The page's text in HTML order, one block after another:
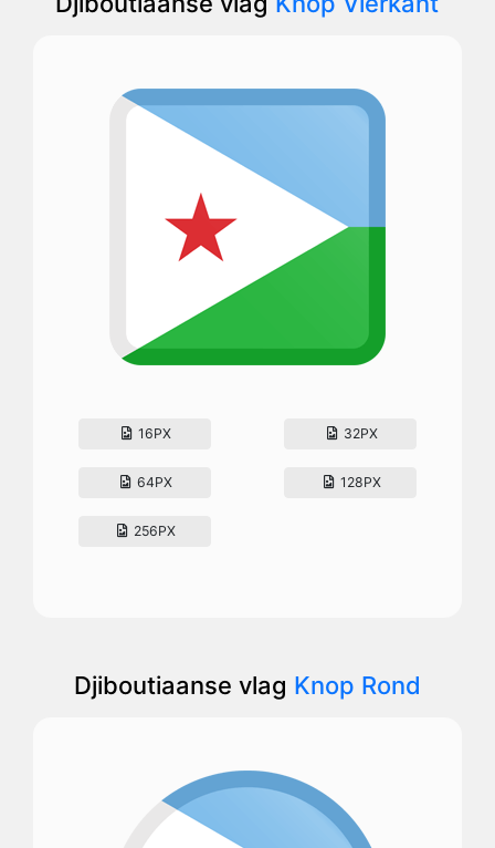
16PX 32PX
64PX 128PX
256PX
Djiboutiaanse vlag Knop Rond